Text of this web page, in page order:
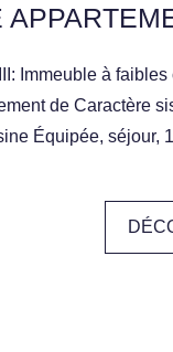
de Caractère
Équipée, séjour,
Suite.